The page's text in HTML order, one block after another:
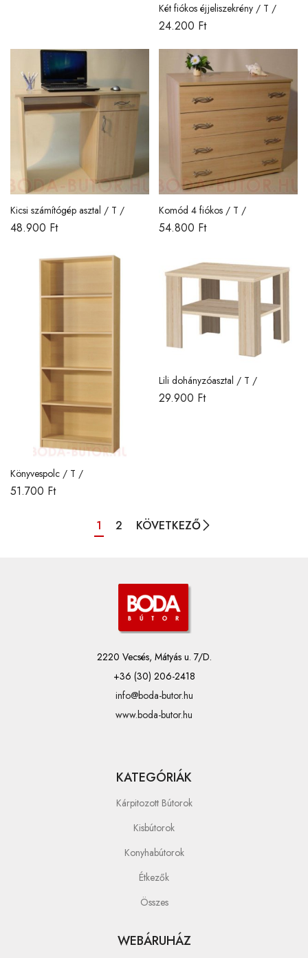
Két fiókos éjjeliszekrény / T /
24.200 Ft
Kicsi számítógép asztal / T /
48.900 Ft
Komód 4 fiókos / T /
54.800 Ft
Könyvespolc / T /
51.700 Ft
Lili dohányzóasztal / T /
29.900 Ft
1 2 KÖVETKEZŐ
2220 Vecsés, Mátyás u. 7/D.
+36 (30) 206-2418
info@boda-butor.hu
www.boda-butor.hu
KATEGÓRIÁK
Kárpitozott Bútorok
Kisbútorok
Konyhabútorok
Étkezők
Összes
WEBÁRUHÁZ